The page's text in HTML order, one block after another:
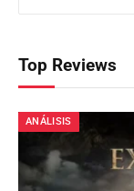
Top Reviews
ANÁLISIS